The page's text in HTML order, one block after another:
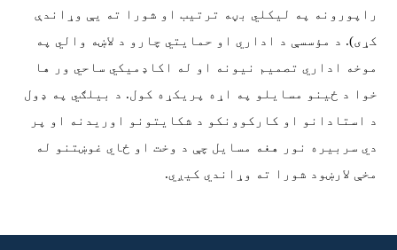
راپورونه په لیکلي بڼه ترتیب او شورا ته یې وړاندې
کړی). د مؤسسې د اداري او حمایتي چارو د لاښه والي په
موخه اداري تصمیم نیونه او له اکاډمیکي ساحي ور ها
خوا د ځینو مسایلو په اړه پریکړه کول. د بیلګي په ډول
د استادانو او کارکوونکو د شکایتونو اوریدنه او پر
دي سربیره نور هغه مسایل چې د وخت او ځاي غوښتنو له
مخې لارښود شورا ته وړاندي کیږي.